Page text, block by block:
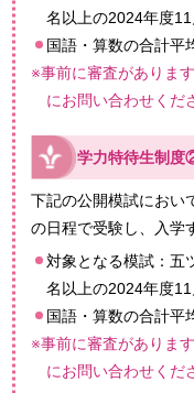
名以上の2024年度11
国語・算数の合計平
※事前に審査がありま
にお問い合わせくだ
学力特待生制
下記の公開模試におい
の日程で受験し、入学
対象となる模試：五
名以上の2024年度11
国語・算数の合計平
※事前に審査がありま
にお問い合わせくだ